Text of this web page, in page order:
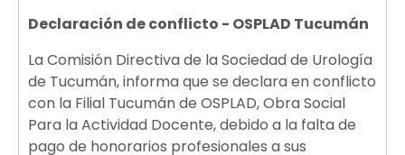
Declaración de conflicto - OSPLAD Tucumán
La Comisión Directiva de la Sociedad de Urología
de Tucumán, informa que se declara en conflicto
con la Filial Tucumán de OSPLAD, Obra Social
Para la Actividad Docente, debido a la falta de
pago de honorarios profesionales a sus